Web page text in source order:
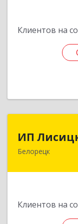
Клиентов на
ИП
Белорецк
Клиентов на
ИП